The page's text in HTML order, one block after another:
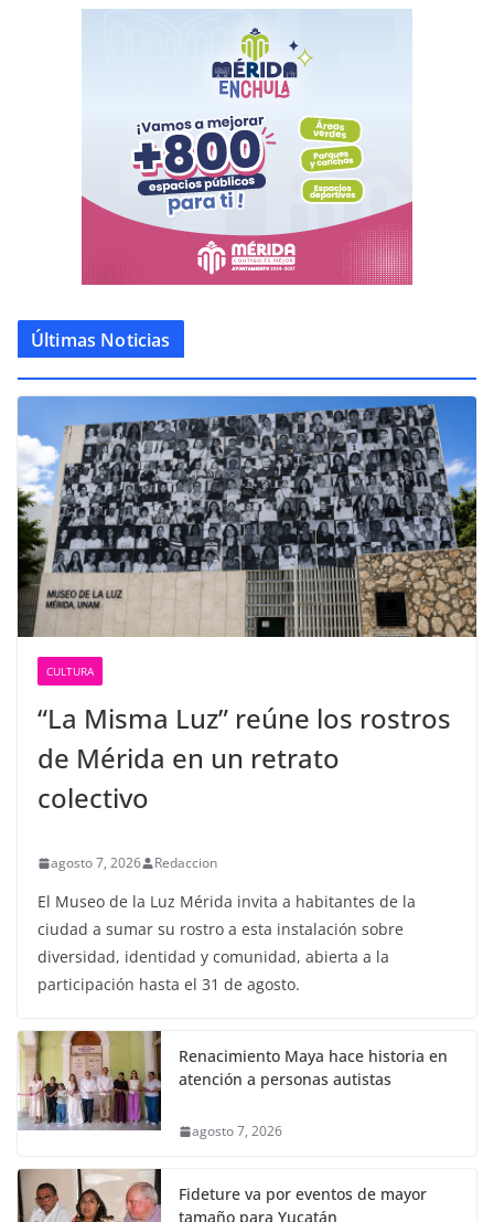
Últimas Noticias
CULTURA
“La Misma Luz” reúne los rostros
de Mérida en un retrato
colectivo
agosto 7, 2026 Redaccion
El Museo de la Luz Mérida invita a habitantes de la
ciudad a sumar su rostro a esta instalación sobre
diversidad, identidad y comunidad, abierta a la
participación hasta el 31 de agosto.
Renacimiento Maya hace historia en
atención a personas autistas
agosto 7, 2026
Fideture va por eventos de mayor
tamaño para Yucatán